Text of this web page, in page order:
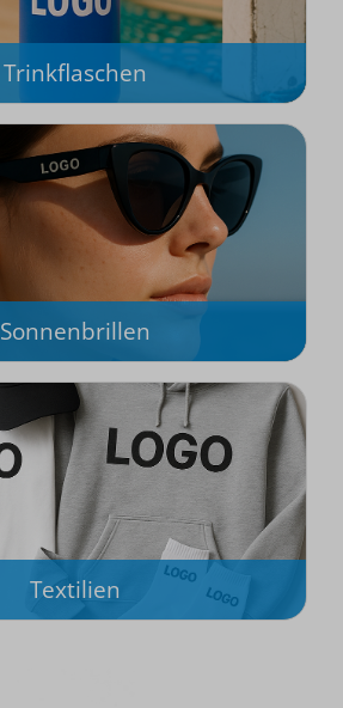
Trinkflaschen
Sonnenbrillen
Textilien